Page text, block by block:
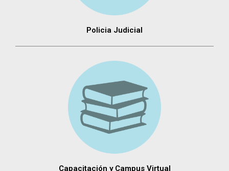
Policia Judicial
Capacitación y Campus Virtual